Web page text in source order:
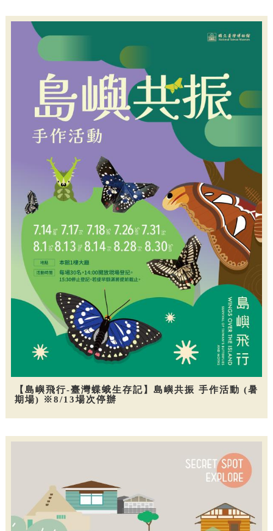
【島嶼飛行-臺灣蝶蛾生存記】島嶼共振 手作活動 (暑
期場) ※8/13場次停辦